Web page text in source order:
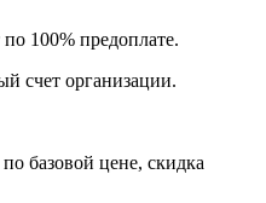
100% предоплате.
счет организации.
базовой цене, скидка